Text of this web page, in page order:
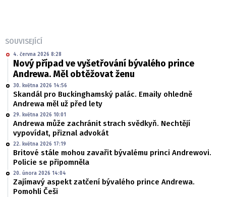
SOUVISEJÍCÍ
4. června 2026 8:28
Nový případ ve vyšetřování bývalého prince
Andrewa. Měl obtěžovat ženu
30. května 2026 14:56
Skandál pro Buckinghamský palác. Emaily ohledně
Andrewa měl už před lety
29. května 2026 10:01
Andrewa může zachránit strach svědkyň. Nechtějí
vypovídat, přiznal advokát
22. května 2026 17:19
Britové stále mohou zavařit bývalému princi Andrewovi.
Policie se připomněla
20. února 2026 14:04
Zajímavý aspekt zatčení bývalého prince Andrewa.
Pomohli Češi